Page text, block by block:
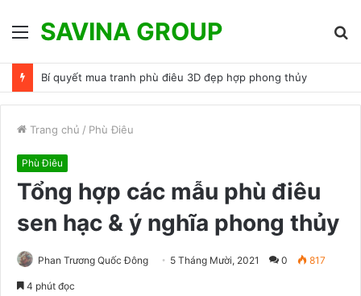
Menu
SAVINA GROUP
Bí quyết mua tranh phù điêu 3D đẹp hợp phong thủy
Trang chủ / Phù Điêu
Phù Điêu
Tổng hợp các mẫu phù điêu
sen hạc & ý nghĩa phong thủy
Phan Trương Quốc Đông 5 Tháng Mười, 2021 0 817
4 phút đọc